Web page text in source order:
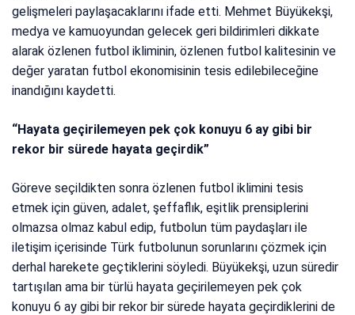
gelişmeleri paylaşacaklarını ifade etti. Mehmet Büyükekşi,
medya ve kamuoyundan gelecek geri bildirimleri dikkate
alarak özlenen futbol ikliminin, özlenen futbol kalitesinin ve
değer yaratan futbol ekonomisinin tesis edilebileceğine
inandığını kaydetti.
“Hayata geçirilemeyen pek çok konuyu 6 ay gibi bir
rekor bir sürede hayata geçirdik”
Göreve seçildikten sonra özlenen futbol iklimini tesis
etmek için güven, adalet, şeffaflık, eşitlik prensiplerini
olmazsa olmaz kabul edip, futbolun tüm paydaşları ile
iletişim içerisinde Türk futbolunun sorunlarını çözmek için
derhal harekete geçtiklerini söyledi. Büyükekşi, uzun süredir
tartışılan ama bir türlü hayata geçirilemeyen pek çok
konuyu 6 ay gibi bir rekor bir sürede hayata geçirdiklerini de